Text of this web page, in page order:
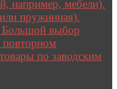
например, мебели).
пружинная).
Большой выбор
по заводским